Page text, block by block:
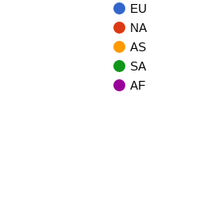
EU
NA
AS
SA
AF